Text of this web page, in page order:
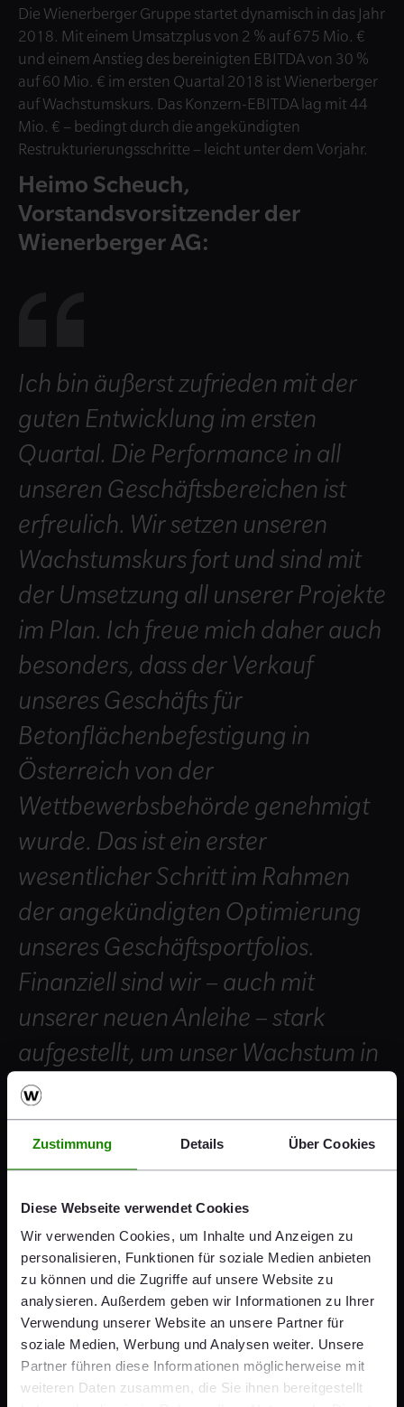
Zustimmung Details Über Cookies
Diese Webseite verwendet Cookies
Wir verwenden Cookies, um Inhalte und Anzeigen zu
personalisieren, Funktionen für soziale Medien anbieten
zu können und die Zugriffe auf unsere Website zu
analysieren. Außerdem geben wir Informationen zu Ihrer
Verwendung unserer Website an unsere Partner für
soziale Medien, Werbung und Analysen weiter. Unsere
Partner führen diese Informationen möglicherweise mit
weiteren Daten zusammen, die Sie ihnen bereitgestellt
Die Wienerberger Gruppe startet dynamisch in das Jahr
2018. Mit einem Umsatzplus von 2 % auf 675 Mio. €
und einem Anstieg des bereinigten EBITDA von 30 %
auf 60 Mio. € im ersten Quartal 2018 ist Wienerberger
auf Wachstumskurs. Das Konzern-EBITDA lag mit 44
Mio. € – bedingt durch die angekündigten
Restrukturierungsschritte – leicht unter dem Vorjahr.
Heimo Scheuch,
Vorstandsvorsitzender der
Wienerberger AG:
Ich bin äußerst zufrieden mit der
guten Entwicklung im ersten
Quartal. Die Performance in all
unseren Geschäftsbereichen ist
erfreulich. Wir setzen unseren
Wachstumskurs fort und sind mit
der Umsetzung all unserer Projekte
im Plan. Ich freue mich daher auch
besonders, dass der Verkauf
unseres Geschäfts für
Betonflächenbefestigung in
Österreich von der
Wettbewerbsbehörde genehmigt
wurde. Das ist ein erster
wesentlicher Schritt im Rahmen
der angekündigten Optimierung
unseres Geschäftsportfolios.
Finanziell sind wir – auch mit
unserer neuen Anleihe – stark
aufgestellt, um unser Wachstum in
allen Bereichen aktiv
voranzutreiben.
CEO
Der Verkauf des Geschäfts für
Betonflächenbefestigung in Österreich wurde am 13.
April 2018 von der Wettbewerbsbehörde genehmigt.
Dieser umfasst die österreichischen
Geschäftsaktivitäten der Semmelrock Gruppe mit vier
Produktionsstandorten, der Verwaltung in Klagenfurt